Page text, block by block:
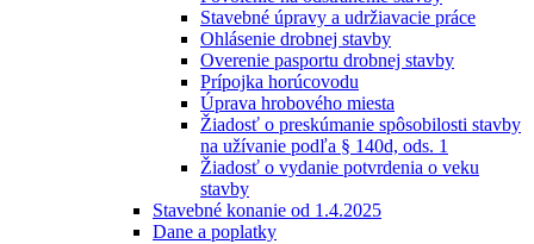
Stavebné úpravy a udržiavacie práce
Ohlásenie drobnej stavby
Overenie pasportu drobnej stavby
Prípojka horúcovodu
Úprava hrobového miesta
Žiadosť o preskúmanie spôsobilosti stavby
na užívanie podľa § 140d, ods. 1
Žiadosť o vydanie potvrdenia o veku
stavby
Stavebné konanie od 1.4.2025
Dane a poplatky